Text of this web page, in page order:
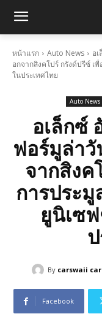
หน้าแรก Auto News
อ
อกจากสิงคโปร์ กรังด์ปรีซ์ เ
ในประเทศไทย
Auto News
อเล็กซ์
ฟอร์มูล่า
จากสิงค
การประ
ยูนิเซ
By carswaii
Facebook